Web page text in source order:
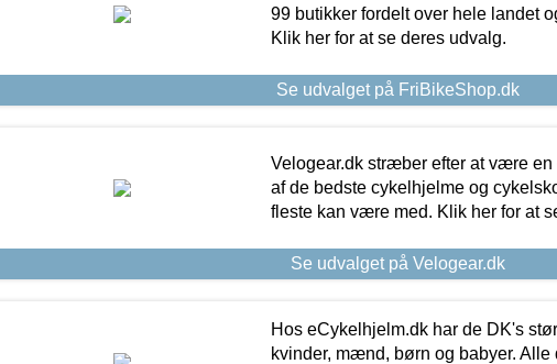
99 butikker fordelt over hele landet
Klik her for at se deres udvalg.
Se udvalget på FriBikeShop.dk
Velogear.dk stræber efter at være
af de bedste cykelhjelme og
fleste kan være med. Klik her for at
Se udvalget på Velogear.dk
Hos eCykelhjelm.dk har de DK's
kvinder, mænd, børn og babyer.